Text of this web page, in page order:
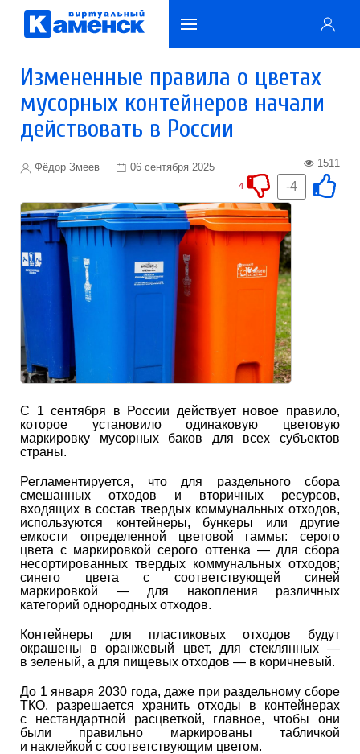
Измененные правила о цветах
мусорных контейнеров начали
действовать в России
Фёдор Змеев 06 сентября 2025 1511
-4
4
С 1 сентября в России действует новое правило,
которое установило одинаковую цветовую
маркировку мусорных баков для всех субъектов
страны.
Регламентируется, что для раздельного сбора
смешанных отходов и вторичных ресурсов,
входящих в состав твердых коммунальных отходов,
используются контейнеры, бункеры или другие
емкости определенной цветовой гаммы: серого
цвета с маркировкой серого оттенка — для сбора
несортированных твердых коммунальных отходов;
синего цвета с соответствующей синей
маркировкой — для накопления различных
категорий однородных отходов.
Контейнеры для пластиковых отходов будут
окрашены в оранжевый цвет, для стеклянных —
в зеленый, а для пищевых отходов — в коричневый.
До 1 января 2030 года, даже при раздельному сборе
ТКО, разрешается хранить отходы в контейнерах
с нестандартной расцветкой, главное, чтобы они
были правильно маркированы табличкой
и наклейкой с соответствующим цветом.